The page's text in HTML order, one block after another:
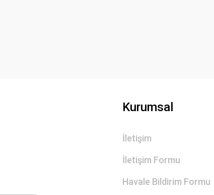
Gönder
Kurumsal
İletişim
İletişim Formu
Havale Bildirim Formu